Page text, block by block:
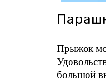
Прыжок
большой